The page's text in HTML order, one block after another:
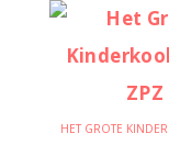
HET GROTE